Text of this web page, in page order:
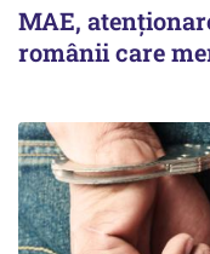
MAE,
românii care